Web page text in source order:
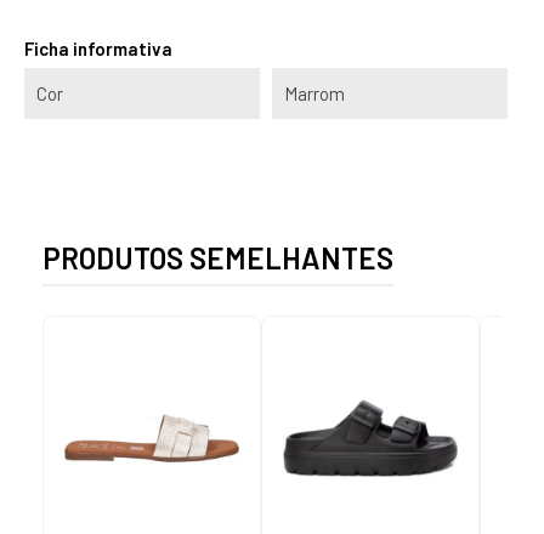
Ficha informativa
Cor Marrom
PRODUTOS SEMELHANTES